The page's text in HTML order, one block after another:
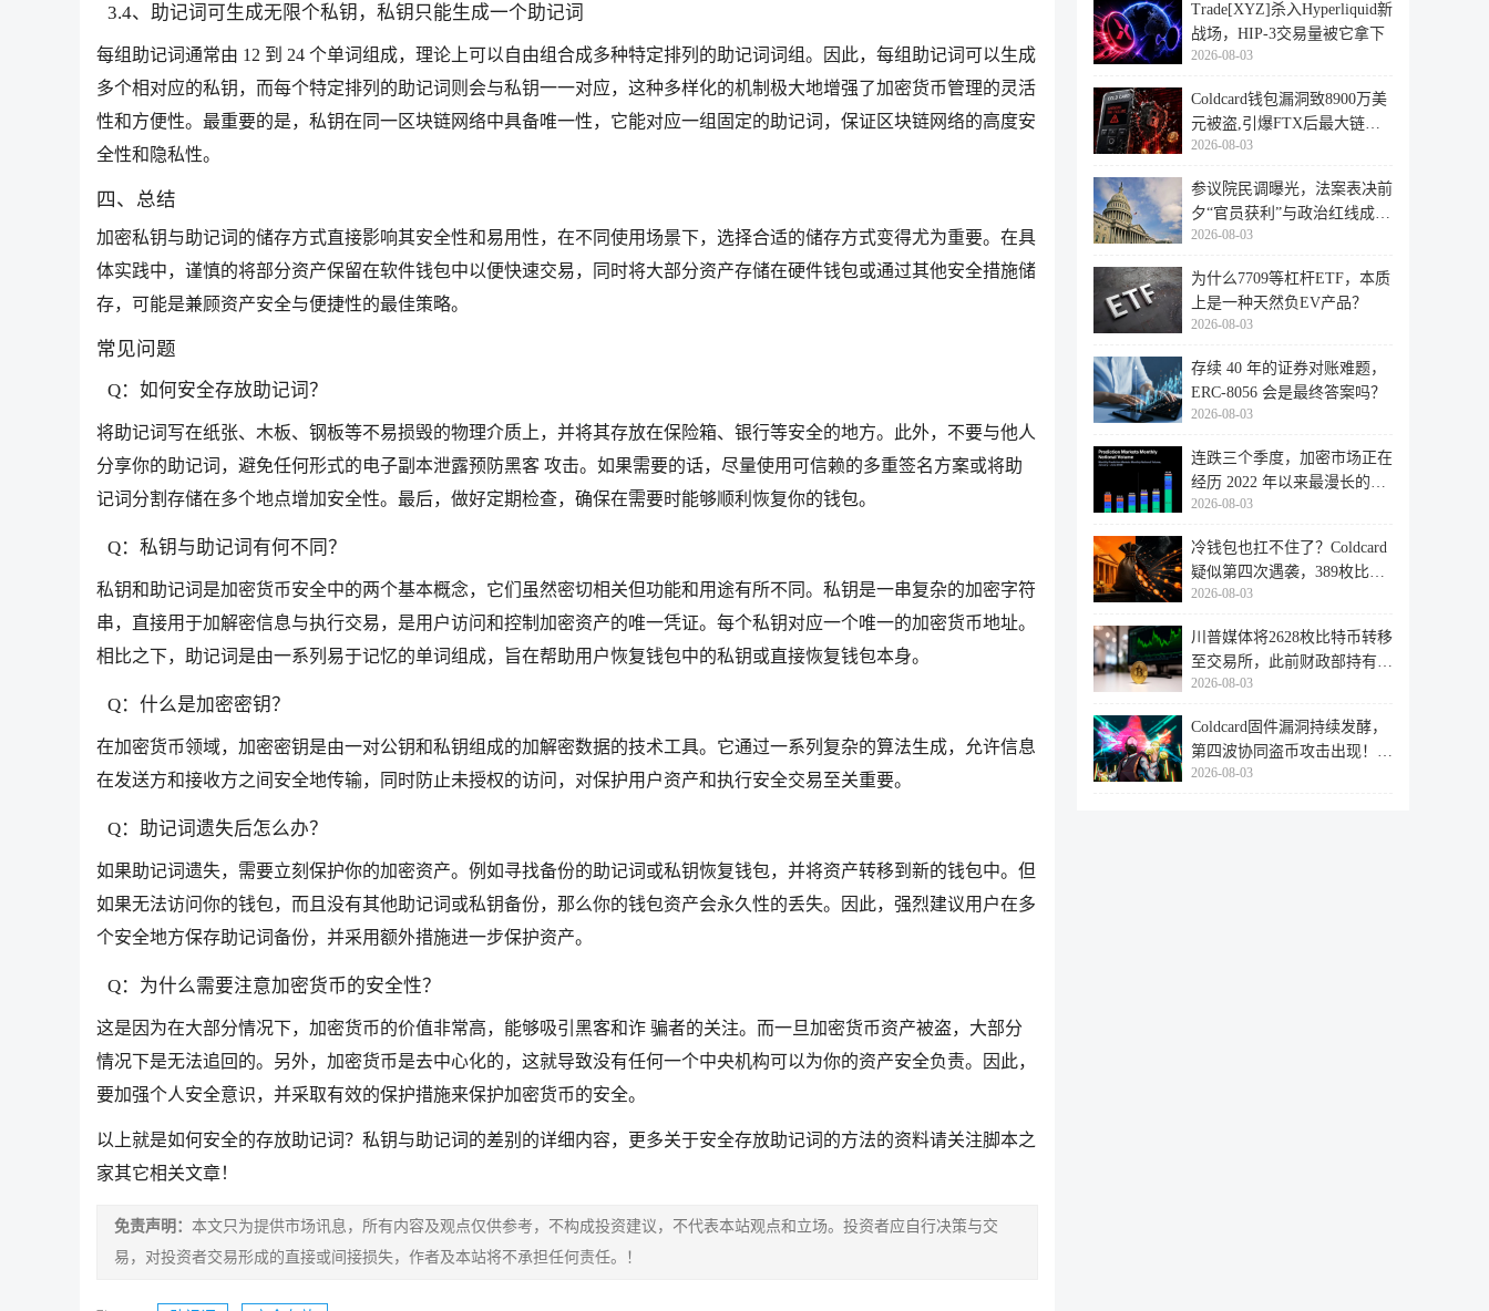
3.4、助记词可生成无限个私钥，私钥只能生成一个助记词
每组助记词通常由 12 到 24 个单词组成，理论上可以自由组合成多种特定排列的助记词词组。因此，每组助记词可以生成
多个相对应的私钥，而每个特定排列的助记词则会与私钥一一对应，这种多样化的机制极大地增强了加密货币管理的灵活
性和方便性。最重要的是，私钥在同一区块链网络中具备唯一性，它能对应一组固定的助记词，保证区块链网络的高度安
全性和隐私性。
四、总结
加密私钥与助记词的储存方式直接影响其安全性和易用性，在不同使用场景下，选择合适的储存方式变得尤为重要。在具
体实践中，谨慎的将部分资产保留在软件钱包中以便快速交易，同时将大部分资产存储在硬件钱包或通过其他安全措施储
存，可能是兼顾资产安全与便捷性的最佳策略。
常见问题
Q：如何安全存放助记词？
将助记词写在纸张、木板、钢板等不易损毁的物理介质上，并将其存放在保险箱、银行等安全的地方。此外，不要与他人
分享你的助记词，避免任何形式的电子副本泄露预防黑客 攻击。如果需要的话，尽量使用可信赖的多重签名方案或将助
记词分割存储在多个地点增加安全性。最后，做好定期检查，确保在需要时能够顺利恢复你的钱包。
Q：私钥与助记词有何不同？
私钥和助记词是加密货币安全中的两个基本概念，它们虽然密切相关但功能和用途有所不同。私钥是一串复杂的加密字符
串，直接用于加解密信息与执行交易，是用户访问和控制加密资产的唯一凭证。每个私钥对应一个唯一的加密货币地址。
相比之下，助记词是由一系列易于记忆的单词组成，旨在帮助用户恢复钱包中的私钥或直接恢复钱包本身。
Q：什么是加密密钥？
在加密货币领域，加密密钥是由一对公钥和私钥组成的加解密数据的技术工具。它通过一系列复杂的算法生成，允许信息
在发送方和接收方之间安全地传输，同时防止未授权的访问，对保护用户资产和执行安全交易至关重要。
Q：助记词遗失后怎么办？
如果助记词遗失，需要立刻保护你的加密资产。例如寻找备份的助记词或私钥恢复钱包，并将资产转移到新的钱包中。但
如果无法访问你的钱包，而且没有其他助记词或私钥备份，那么你的钱包资产会永久性的丢失。因此，强烈建议用户在多
个安全地方保存助记词备份，并采用额外措施进一步保护资产。
Q：为什么需要注意加密货币的安全性？
这是因为在大部分情况下，加密货币的价值非常高，能够吸引黑客和诈 骗者的关注。而一旦加密货币资产被盗，大部分
情况下是无法追回的。另外，加密货币是去中心化的，这就导致没有任何一个中央机构可以为你的资产安全负责。因此，
要加强个人安全意识，并采取有效的保护措施来保护加密货币的安全。
以上就是如何安全的存放助记词？私钥与助记词的差别的详细内容，更多关于安全存放助记词的方法的资料请关注脚本之
家其它相关文章！
免责声明： 本文只为提供市场讯息，所有内容及观点仅供参考，不构成投资建议，不代表本站观点和立场。投资者应自行决策与交
易，对投资者交易形成的直接或间接损失，作者及本站将不承担任何责任。！
Trade[XYZ]杀入Hyperliquid新
战场，HIP-3交易量被它拿下
2026-08-03
Coldcard钱包漏洞致8900万美
元被盗,引爆FTX后最大链上
迁移潮
2026-08-03
参议院民调曝光，法案表决前
夕“官员获利”与政治红线成最
大
2026-08-03
为什么7709等杠杆ETF，本质
上是一种天然负EV产品？
2026-08-03
存续 40 年的证券对账难题，
ERC-8056 会是最终答案吗？
2026-08-03
连跌三个季度，加密市场正在
经历 2022 年以来最漫长的退
潮
2026-08-03
冷钱包也扛不住了？Coldcard
疑似第四次遇袭，389枚比特
币失
2026-08-03
川普媒体将2628枚比特币转移
至交易所，此前财政部持有的
比特
2026-08-03
Coldcard固件漏洞持续发酵，
第四波协同盗币攻击出现！
462个
2026-08-03